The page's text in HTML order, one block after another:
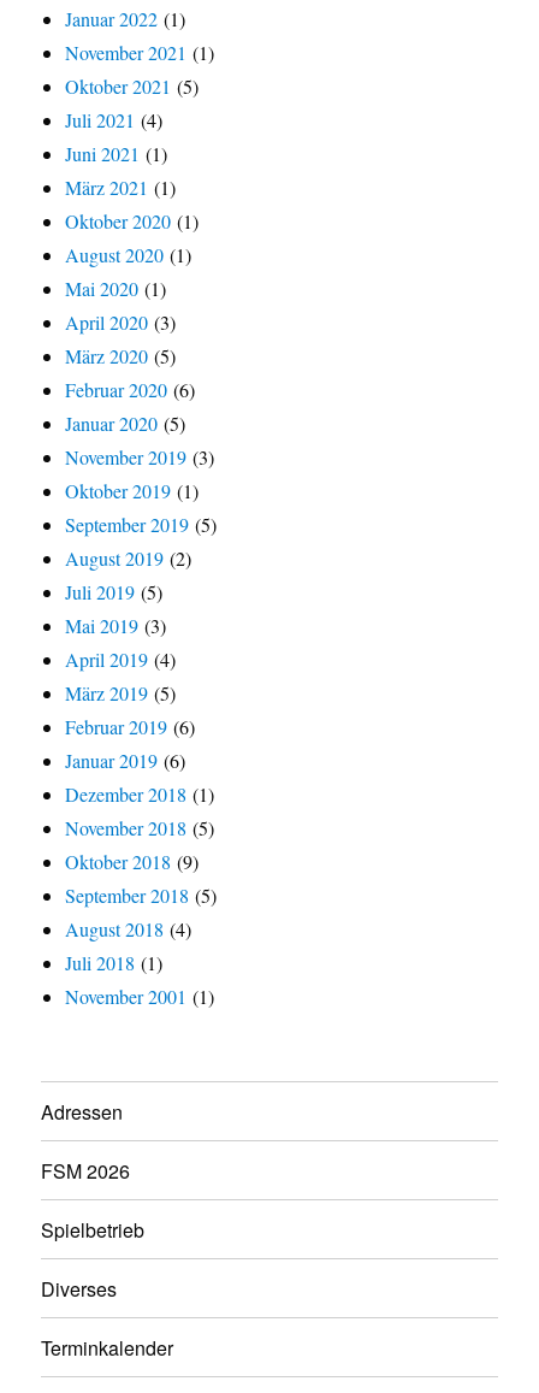
Januar 2022 (1)
November 2021 (1)
Oktober 2021 (5)
Juli 2021 (4)
Juni 2021 (1)
März 2021 (1)
Oktober 2020 (1)
August 2020 (1)
Mai 2020 (1)
April 2020 (3)
März 2020 (5)
Februar 2020 (6)
Januar 2020 (5)
November 2019 (3)
Oktober 2019 (1)
September 2019 (5)
August 2019 (2)
Juli 2019 (5)
Mai 2019 (3)
April 2019 (4)
März 2019 (5)
Februar 2019 (6)
Januar 2019 (6)
Dezember 2018 (1)
November 2018 (5)
Oktober 2018 (9)
September 2018 (5)
August 2018 (4)
Juli 2018 (1)
November 2001 (1)
Adressen
FSM 2026
Spielbetrieb
Diverses
Terminkalender